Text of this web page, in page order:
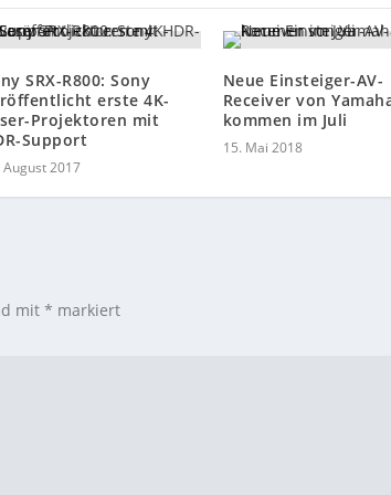
SRX-R800: Sony
erste 4K-
Projektoren mit
Support
August 2017
Neue Einsteiger-AV-
Receiver von
kommen im Juli
15. Mai 2018
mit* markiert